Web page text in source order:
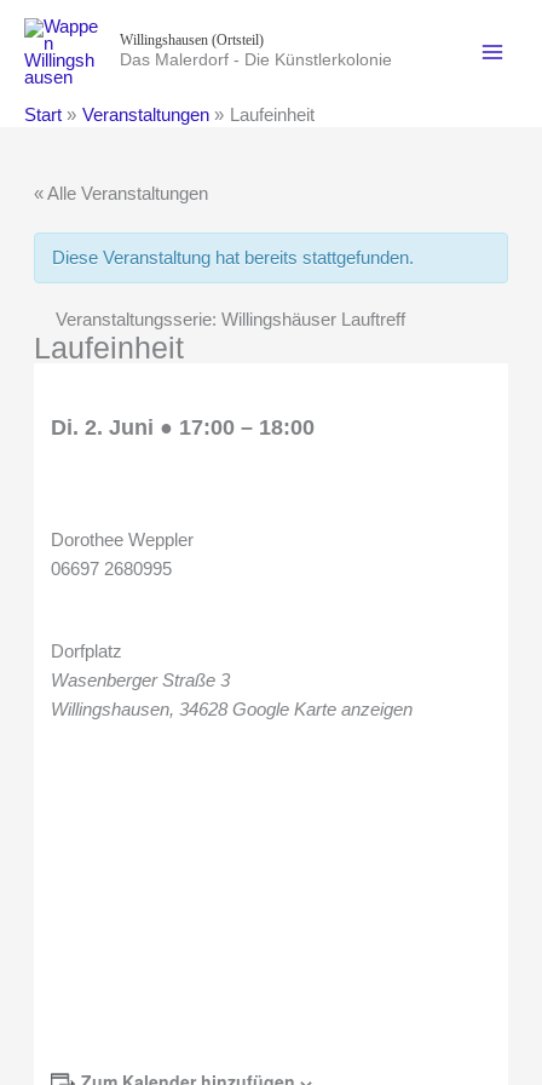
Inhalt
springen
Willingshausen (Ortsteil)
Das Malerdorf - Die Künstlerkolonie
Start Veranstaltungen Laufeinheit
« Alle Veranstaltungen
Diese Veranstaltung hat bereits stattgefunden.
Veranstaltungsserie: Willingshäuser Lauftreff
Laufeinheit
Di. 2. Juni ● 17:00– 18:00
Dorothee Weppler
06697 2680995
Dorfplatz
Wasenberger Straße 3
Willingshausen, 34628 Google Karte anzeigen